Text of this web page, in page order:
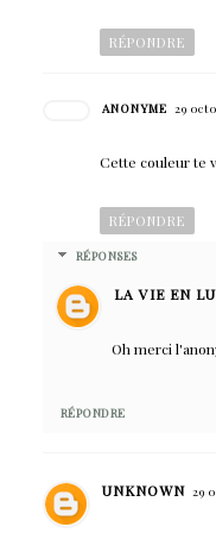
RÉPONDRE
ANONYME 29
Cette couleur te
RÉPONDRE
RÉPONSES
LA VIE EN
Oh merci
RÉPONDRE
UNKNOWN 29